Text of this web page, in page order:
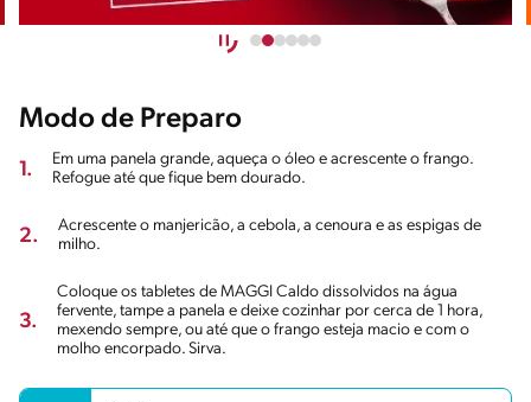
Modo de Preparo
1.
Em uma panela grande, aqueça o óleo e acrescente o frango.
Refogue até que fique bem dourado.
2.
Acrescente o manjericão, a cebola, a cenoura e as espigas de
milho.
3.
Coloque os tabletes de MAGGI Caldo dissolvidos na água
fervente, tampe a panela e deixe cozinhar por cerca de 1 hora,
mexendo sempre, ou até que o frango esteja macio e com o
molho encorpado. Sirva.